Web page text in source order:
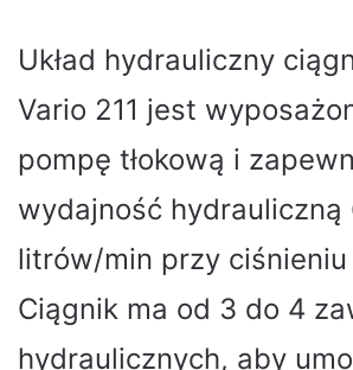
Układ hydrauliczny
Vario 211 jest
pompę tłokową i
wydajność hydrauliczną
litrów/min przy
Ciągnik ma od 3 do 4
hydraulicznych, aby